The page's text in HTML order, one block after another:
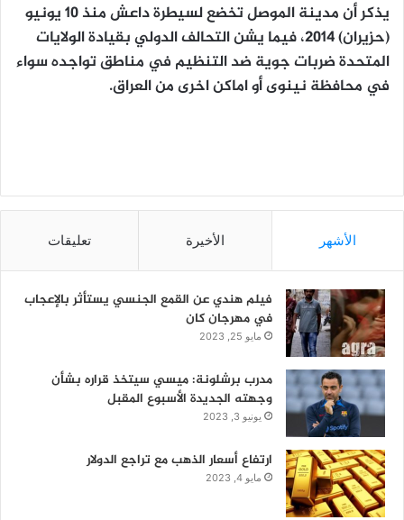
يذكر أن مدينة الموصل تخضع لسيطرة داعش منذ 10 يونيو
(حزيران) 2014، فيما يشن التحالف الدولي بقيادة الولايات
المتحدة ضربات جوية ضد التنظيم في مناطق تواجده سواء
في محافظة نينوى أو اماكن اخرى من العراق.
الأشهر الأخيرة تعليقات
فيلم هندي عن القمع الجنسي يستأثر بالإعجاب
في مهرجان كان
مايو 25, 2023
مدرب برشلونة: ميسي سيتخذ قراره بشأن
وجهته الجديدة الأسبوع المقبل
يونيو 3, 2023
ارتفاع أسعار الذهب مع تراجع الدولار
مايو 4, 2023